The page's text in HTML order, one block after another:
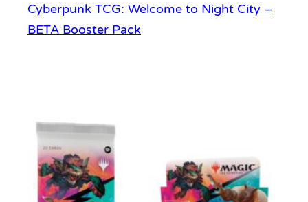
Cyberpunk TCG: Welcome to Night City –
BETA Booster Pack